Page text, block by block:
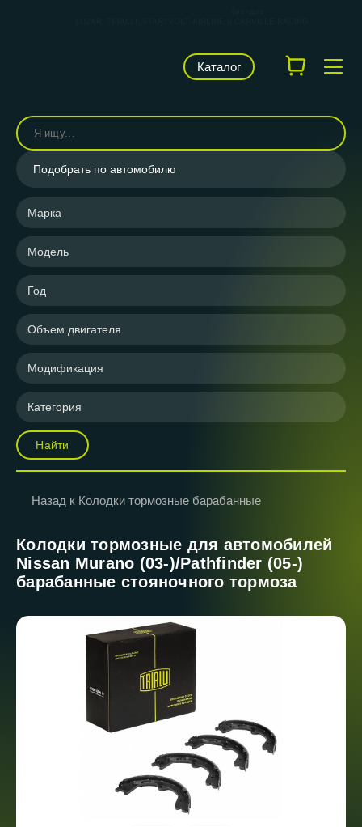
Каталог
Подобрать по автомобилю
Марка
Модель
Год
Объем двигателя
Модификация
Категория
Найти
Назад к Колодки тормозные барабанные
Колодки тормозные для автомобилей
Nissan Murano (03-)/Pathfinder (05-)
барабанные стояночного тормоза